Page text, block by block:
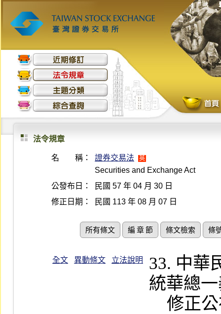
法令規章
名 稱： 證券交易法 英
Securities and Exchange Act
公發布日：
民國 57 年 04 月 30 日
修正日期：
民國 113 年 08 月 07 日
所有條文 編 章 節 條文檢索 條
全文 異動條文 立法說明
33. 中華
統華總
修